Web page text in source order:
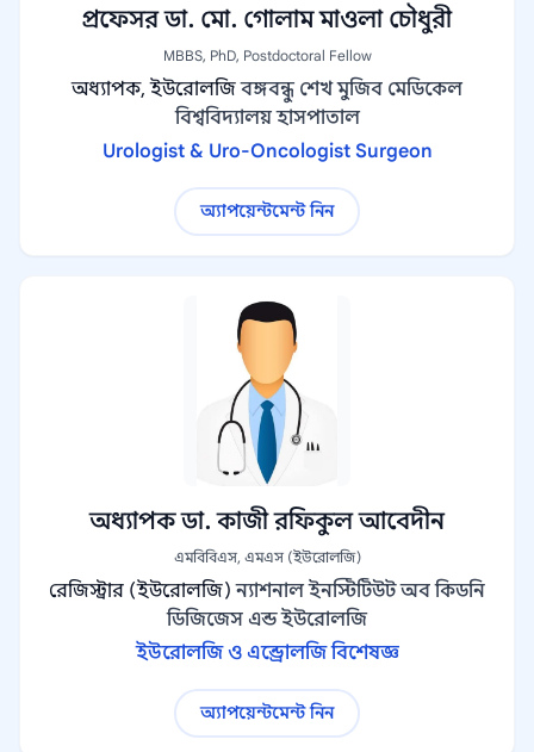
প্রফেসর ডা. মো. গোলাম মাওলা চৌধুরী
MBBS, PhD, Postdoctoral Fellow
অধ্যাপক, ইউরোলজি বঙ্গবন্ধু শেখ মুজিব মেডিকেল
বিশ্ববিদ্যালয় হাসপাতাল
Urologist & Uro-Oncologist Surgeon
অ্যাপয়েন্টমেন্ট নিন
অধ্যাপক ডা. কাজী রফিকুল আবেদীন
এমবিবিএস, এমএস (ইউরোলজি)
রেজিস্ট্রার (ইউরোলজি) ন্যাশনাল ইনস্টিটিউট অব কিডনি
ডিজিজেস এন্ড ইউরোলজি
ইউরোলজি ও এন্ড্রোলজি বিশেষজ্ঞ
অ্যাপয়েন্টমেন্ট নিন